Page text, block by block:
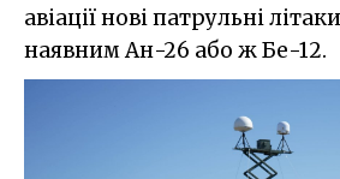
авіації нові патрульні
наявним Ан-26 або ж Бе-12.